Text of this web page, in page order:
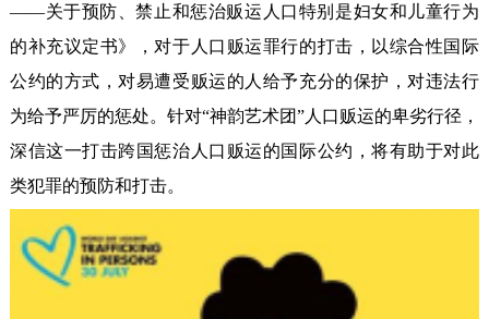
——关于预防、禁止和惩治贩运人口特别是妇女和儿童行为
的补充议定书》，对于人口贩运罪行的打击，以综合性国际
公约的方式，对易遭受贩运的人给予充分的保护，对违法行
为给予严厉的惩处。针对“神韵艺术团”人口贩运的卑劣行径，
深信这一打击跨国惩治人口贩运的国际公约，将有助于对此
类犯罪的预防和打击。